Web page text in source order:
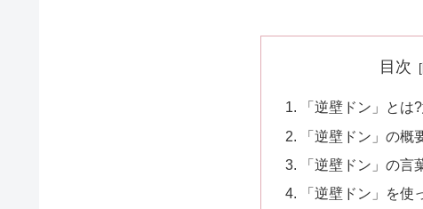
目次
「逆壁ドン」とは
「逆壁ドン」の概
「逆壁ドン」の
「逆壁ドン」を使